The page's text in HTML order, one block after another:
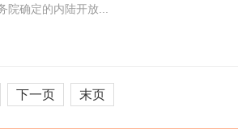
确定的内陆开放...
下一页 末页